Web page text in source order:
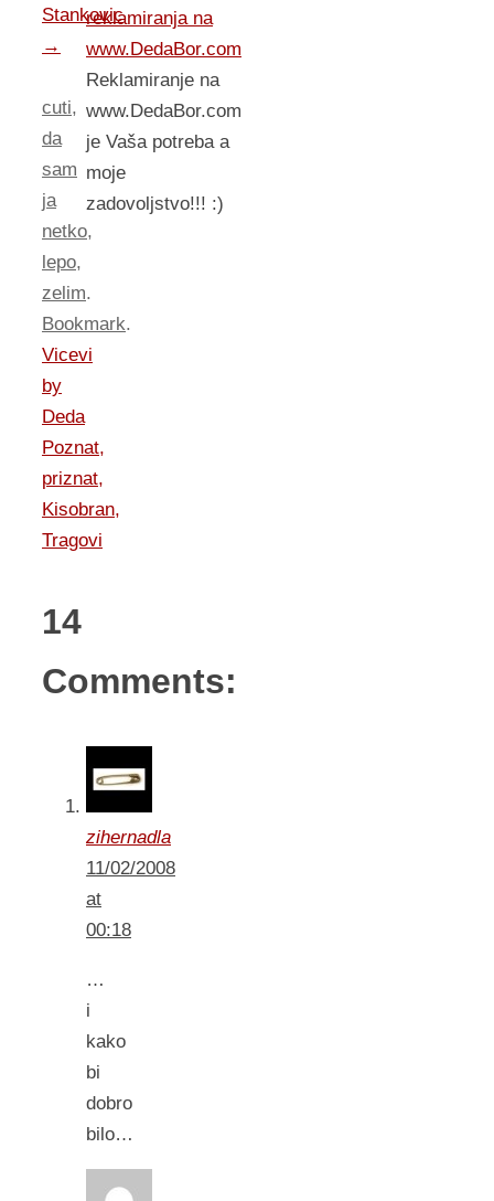
Stankovic
→
cuti,
da
sam
ja
netko,
lepo,
zelim.
Bookmark.
Vicevi
by
Deda
Poznat,
priznat,
Kisobran,
Tragovi
14
Comments:
zihernadla
11/02/2008
at
00:18
…
i
kako
bi
dobro
bilo…
reklamiranja na
www.DedaBor.com
Reklamiranje na
www.DedaBor.com
je Vaša potreba a
moje
zadovoljstvo!!! :)